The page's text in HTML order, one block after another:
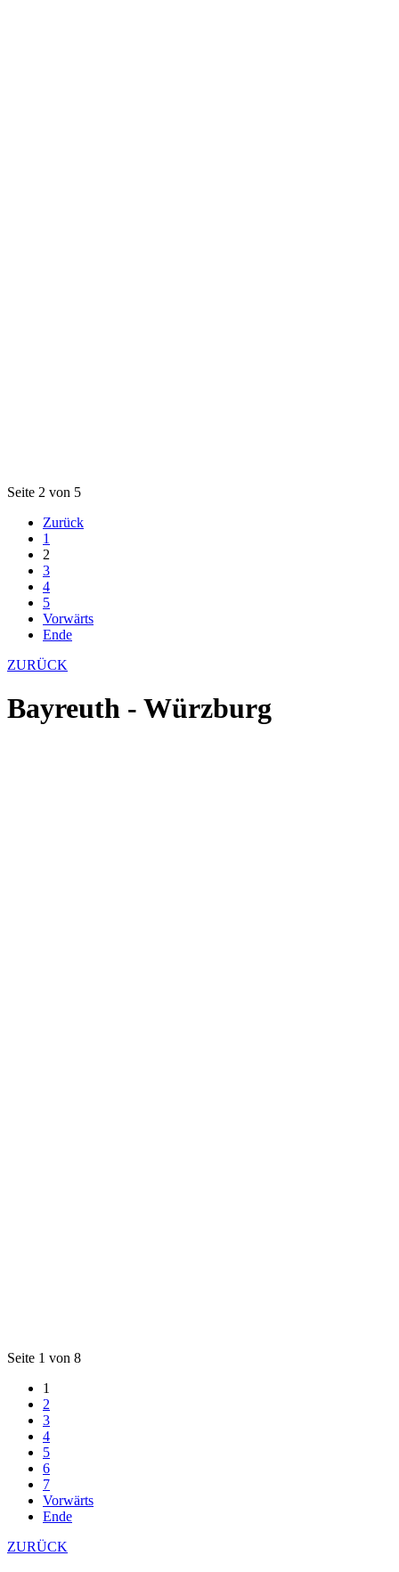
Seite 2 von 5
Zurück
1
2
3
4
5
Vorwärts
Ende
ZURÜCK
Bayreuth - Würzburg
Seite 1 von 8
1
2
3
4
5
6
7
Vorwärts
Ende
ZURÜCK